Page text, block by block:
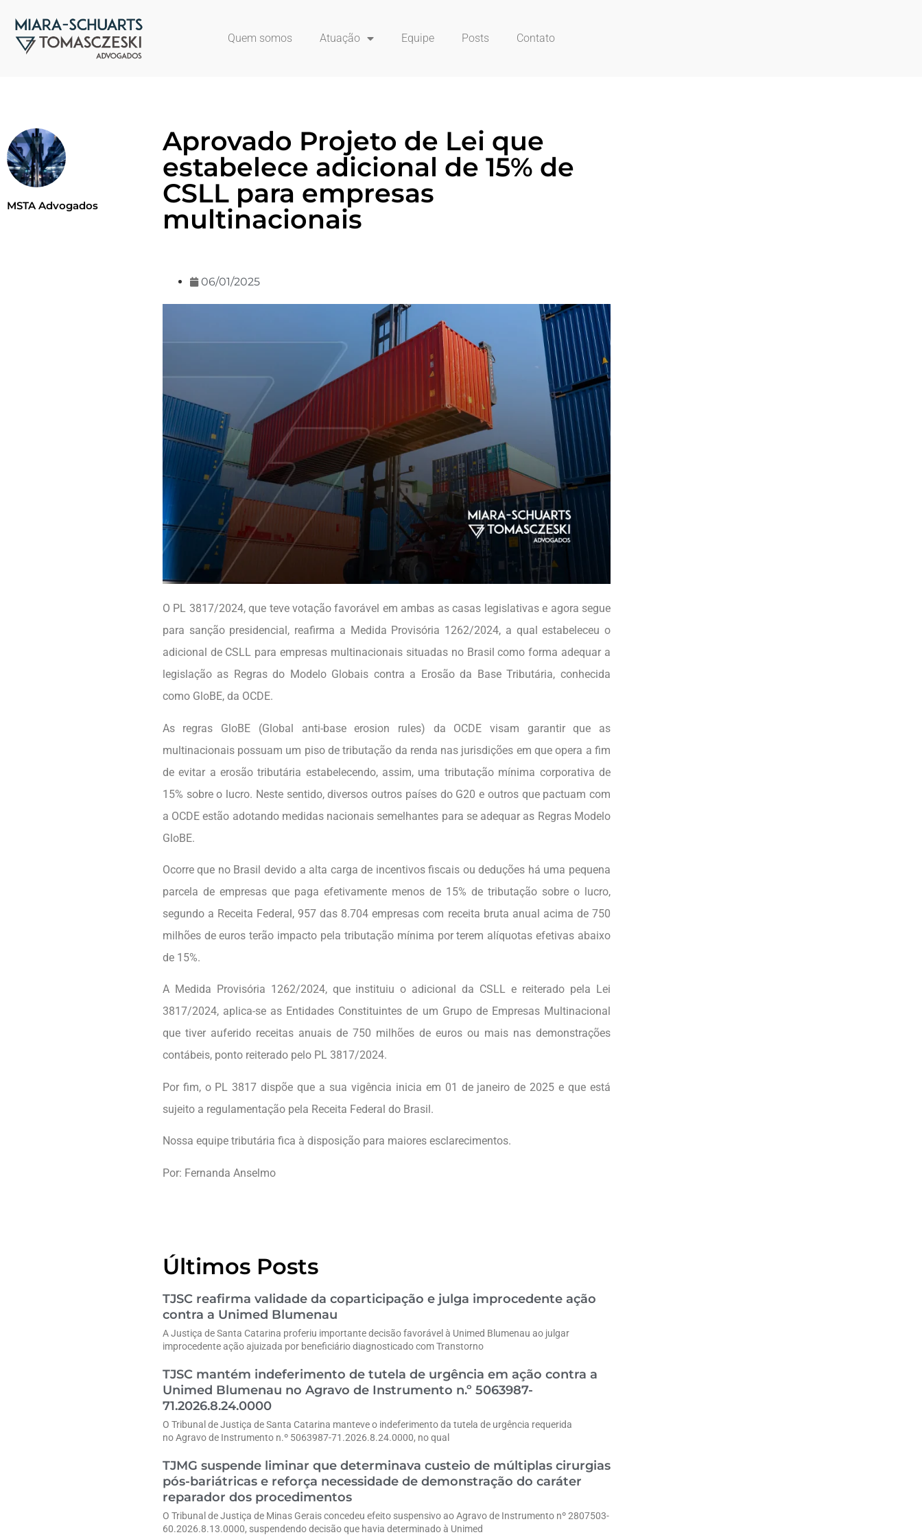
Quem somos Atuação Equipe Posts Contato
MSTA Advogados
Aprovado Projeto de Lei que
estabelece adicional de 15% de
CSLL para empresas
multinacionais
06/01/2025
O PL 3817/2024, que teve votação favorável em ambas as casas legislativas e agora segue
para sanção presidencial, reafirma a Medida Provisória 1262/2024, a qual estabeleceu o
adicional de CSLL para empresas multinacionais situadas no Brasil como forma adequar a
legislação as Regras do Modelo Globais contra a Erosão da Base Tributária, conhecida
como GloBE, da OCDE.
As regras GloBE (Global anti-base erosion rules) da OCDE visam garantir que as
multinacionais possuam um piso de tributação da renda nas jurisdições em que opera a fim
de evitar a erosão tributária estabelecendo, assim, uma tributação mínima corporativa de
15% sobre o lucro. Neste sentido, diversos outros países do G20 e outros que pactuam com
a OCDE estão adotando medidas nacionais semelhantes para se adequar as Regras Modelo
GloBE.
Ocorre que no Brasil devido a alta carga de incentivos fiscais ou deduções há uma pequena
parcela de empresas que paga efetivamente menos de 15% de tributação sobre o lucro,
segundo a Receita Federal, 957 das 8.704 empresas com receita bruta anual acima de 750
milhões de euros terão impacto pela tributação mínima por terem alíquotas efetivas abaixo
de 15%.
A Medida Provisória 1262/2024, que instituiu o adicional da CSLL e reiterado pela Lei
3817/2024, aplica-se as Entidades Constituintes de um Grupo de Empresas Multinacional
que tiver auferido receitas anuais de 750 milhões de euros ou mais nas demonstrações
contábeis, ponto reiterado pelo PL 3817/2024.
Por fim, o PL 3817 dispõe que a sua vigência inicia em 01 de janeiro de 2025 e que está
sujeito a regulamentação pela Receita Federal do Brasil.
Nossa equipe tributária fica à disposição para maiores esclarecimentos.
Por: Fernanda Anselmo
Últimos Posts
TJSC reafirma validade da coparticipação e julga improcedente ação
contra a Unimed Blumenau
A Justiça de Santa Catarina proferiu importante decisão favorável à Unimed Blumenau ao julgar
improcedente ação ajuizada por beneficiário diagnosticado com Transtorno
TJSC mantém indeferimento de tutela de urgência em ação contra a
Unimed Blumenau no Agravo de Instrumento n.º 5063987-
71.2026.8.24.0000
O Tribunal de Justiça de Santa Catarina manteve o indeferimento da tutela de urgência requerida
no Agravo de Instrumento n.º 5063987-71.2026.8.24.0000, no qual
TJMG suspende liminar que determinava custeio de múltiplas cirurgias
pós-bariátricas e reforça necessidade de demonstração do caráter
reparador dos procedimentos
O Tribunal de Justiça de Minas Gerais concedeu efeito suspensivo ao Agravo de Instrumento nº 2807503-
60.2026.8.13.0000, suspendendo decisão que havia determinado à Unimed